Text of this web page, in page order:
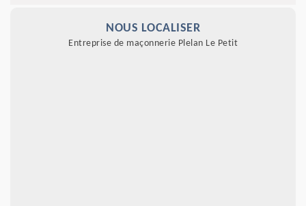
NOUS LOCALISER
Entreprise de maçonnerie Plelan Le Petit